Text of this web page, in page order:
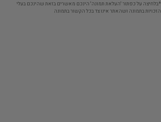
*בלחיצה על כפתור 'העלאת תמונה' הינכם מאשרים בזאת שהינכם בעלי
הזכויות בתמונה ושהאתר אינו צד בכל הקשור בתמונה